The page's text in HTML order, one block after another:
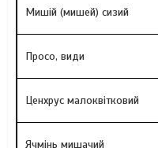
Мишій (мишей) сизий
Просо, види
Ценхрус малоквітковий
Ячмінь мишачий